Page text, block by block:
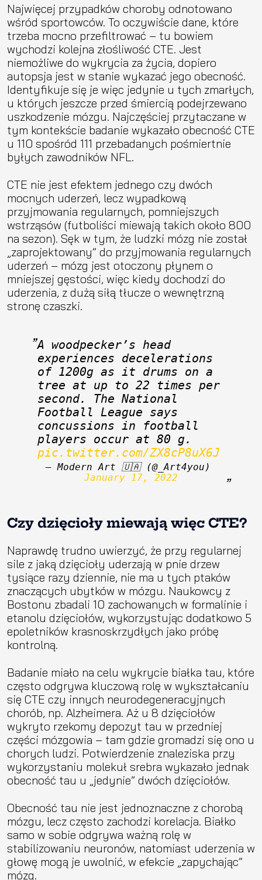
Najwięcej przypadków choroby odnotowano
wśród sportowców. To oczywiście dane, które
trzeba mocno przefiltrować – tu bowiem
wychodzi kolejna złośliwość CTE. Jest
niemożliwe do wykrycia za życia, dopiero
autopsja jest w stanie wykazać jego obecność.
Identyfikuje się je więc jedynie u tych zmarłych,
u których jeszcze przed śmiercią podejrzewano
uszkodzenie mózgu. Najczęściej przytaczane w
tym kontekście badanie wykazało obecność CTE
u 110 spośród 111 przebadanych pośmiertnie
byłych zawodników NFL.
CTE nie jest efektem jednego czy dwóch
mocnych uderzeń, lecz wypadkową
przyjmowania regularnych, pomniejszych
wstrząsów (futboliści miewają takich około 800
na sezon). Sęk w tym, że ludzki mózg nie został
„zaprojektowany” do przyjmowania regularnych
uderzeń – mózg jest otoczony płynem o
mniejszej gęstości, więc kiedy dochodzi do
uderzenia, z dużą siłą tłucze o wewnętrzną
stronę czaszki.
A woodpecker’s head
experiences decelerations
of 1200g as it drums on a
tree at up to 22 times per
second. The National
Football League says
concussions in football
pic.twitter.com/ZX8cP8uX6J
January 17, 2022
Czy dzięcioły miewają więc CTE?
Naprawdę trudno uwierzyć, że przy regularnej
sile z jaką dzięcioły uderzają w pnie drzew
tysiące razy dziennie, nie ma u tych ptaków
znaczących ubytków w mózgu. Naukowcy z
Bostonu zbadali 10 zachowanych w formalinie i
etanolu dzięciołów, wykorzystując dodatkowo 5
epoletników krasnoskrzydłych jako próbę
kontrolną.
Badanie miało na celu wykrycie białka tau, które
często odgrywa kluczową rolę w wykształcaniu
się CTE czy innych neurodegeneracyjnych
chorób, np. Alzheimera. Aż u 8 dzięciołów
wykryto rzekomy depozyt tau w przedniej
części mózgowia – tam gdzie gromadzi się ono u
chorych ludzi. Potwierdzenie znaleziska przy
wykorzystaniu molekuł srebra wykazało jednak
obecność tau u „jedynie” dwóch dzięciołów.
Obecność tau nie jest jednoznaczne z chorobą
mózgu, lecz często zachodzi korelacja. Białko
samo w sobie odgrywa ważną rolę w
stabilizowaniu neuronów, natomiast uderzenia w
głowę mogą je uwolnić, w efekcie „zapychając”
mózg.